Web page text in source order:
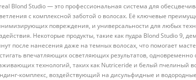
Blond Studio — это профессиональная система для
с комплексной заботой о волосах. Её ключевые
повреждения, и универсальности для любых
Некоторые продукты, такие как пудра Blond Studio 9,
после нанесения даже на темных волосах, что помогает
впечатляющих осветляющих результатов, одновременно
технологий, таких как Nutriceride и белый пчелиный
комплекс, воздействующий на дисульфидные и